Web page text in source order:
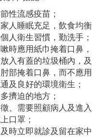
性流感疫苗；
人睡眠充足，飲食均
人衛生習慣，勤洗手；
時應用紙巾掩着口鼻
入有蓋的垃圾桶內，
部掩着口鼻，而不應
及良好的環境衛生；
擠迫的地方；
、需要照顧病人及進
口罩；
時立即就診及留在家中